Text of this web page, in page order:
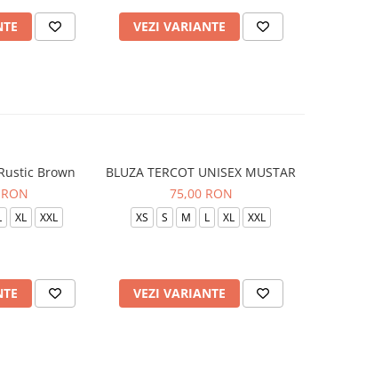
VEZI VARIANTE
Brown
XL XXL
BLUZA TERCOT UNISEX MUSTAR
75,00 RON
XS S M L XL XXL
VEZI VARIANTE